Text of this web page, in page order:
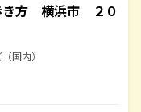
き方 横浜市 ２０
国内）